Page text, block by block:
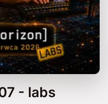
- labs